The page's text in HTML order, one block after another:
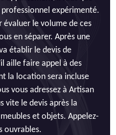
professionnel expérimenté.
évaluer le volume de ces
en séparer. Après une
établir le devis de
aille faire appel à des
la location sera incluse
vous adressez à Artisan
vite le devis après la
et objets. Appelez-
ouvrables.